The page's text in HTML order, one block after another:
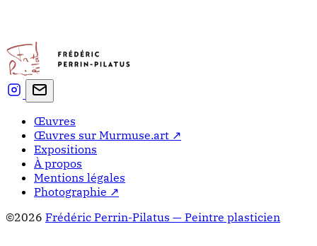
Œuvres
Œuvres sur Murmuse.art ↗
Expositions
À propos
Mentions légales
Photographie ↗
©2026 Frédéric Perrin-Pilatus — Peintre plasticien